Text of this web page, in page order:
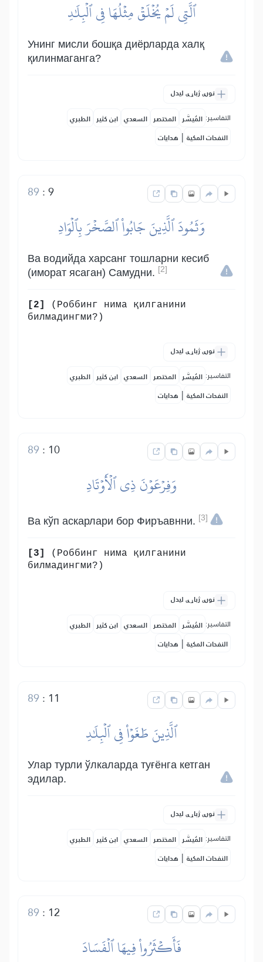
ٱلَّتِي لَمۡ يُخۡلَقۡ مِثۡلُهَا فِي ٱلۡبِلَٰدِ
Унинг мисли бошқа диёрларда халқ
қилинмаганга?
نورې ژباړې لیدل
التفاسير: المُيسَّر المختصر السعدي ابن كثير الطبري
النفحات المكية | هدايات
9
:
89
وَثَمُودَ ٱلَّذِينَ جَابُواْ ٱلصَّخۡرَ بِٱلۡوَادِ
Ва водийда харсанг тошларни кесиб
(иморат ясаган) Самудни. [2]
[2]
(Роббинг нима қилганини
билмадингми?)
نورې ژباړې لیدل
التفاسير: المُيسَّر المختصر السعدي ابن كثير الطبري
النفحات المكية | هدايات
10
:
89
وَفِرۡعَوۡنَ ذِي ٱلۡأَوۡتَادِ
Ва кўп аскарлари бор Фиръавнни. [3]
[3]
(Роббинг нима қилганини
билмадингми?)
نورې ژباړې لیدل
التفاسير: المُيسَّر المختصر السعدي ابن كثير الطبري
النفحات المكية | هدايات
11
:
89
ٱلَّذِينَ طَغَوۡاْ فِي ٱلۡبِلَٰدِ
Улар турли ўлкаларда туғёнга кетган
эдилар.
نورې ژباړې لیدل
التفاسير: المُيسَّر المختصر السعدي ابن كثير الطبري
النفحات المكية | هدايات
12
:
89
فَأَكۡثَرُواْ فِيهَا ٱلۡفَسَادَ